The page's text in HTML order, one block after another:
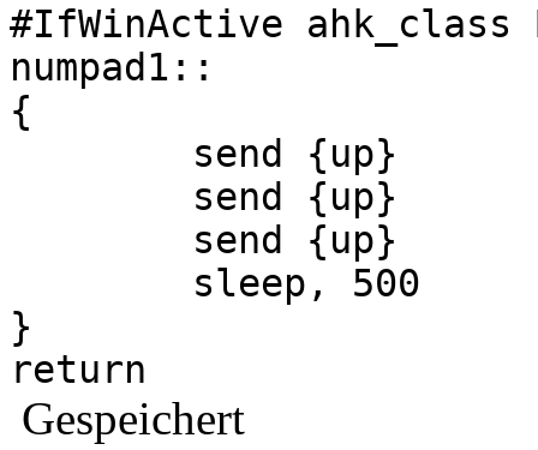
#IfWinActive ahk_class
numpad1::
{
send {up}
send {up}
send {up}
sleep, 500
}
return
Gespeichert